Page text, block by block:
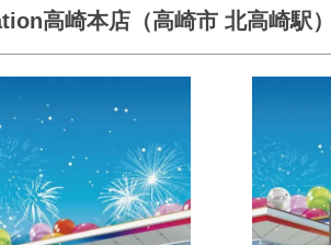
高崎本店（高崎市 北高崎駅）